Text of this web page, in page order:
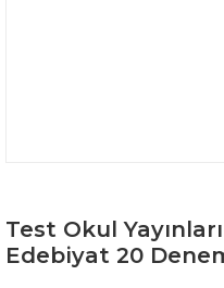
Test Okul
Edebiyat 20